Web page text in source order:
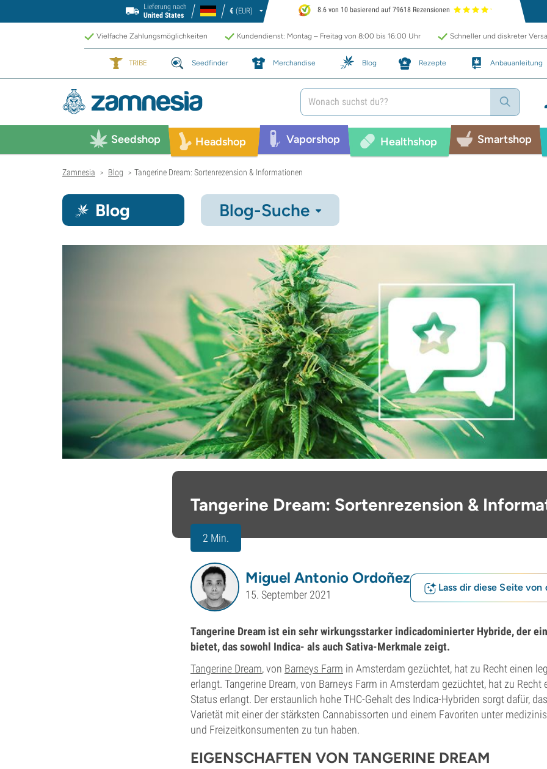
Lieferung nach
United States
€ (EUR) 8.6 von 10 basierend auf 79618 Rezensionen
Vielfache Zahlungsmöglichkeiten Kundendienst: Montag – Freitag von 8:00 bis 16:00 Uhr Schneller und diskreter
TRIBE Seedfinder Merchandise Blog Rezepte Anbauanleitung
Seedshop Headshop Vaporshop Healthshop Smartshop
Zamnesia > Blog > Tangerine Dream: Sortenrezension & Informationen
Blog Blog-Suche
Tangerine Dream: Sortenrezension &
2 Min.
Miguel Antonio Ordoñez
15. September 2021
Lass dir diese Seite von
Tangerine Dream ist ein sehr wirkungsstarker indicadominierter Hybride, der
bietet, das sowohl Indica- als auch Sativa-Merkmale zeigt.
Tangerine Dream, von Barneys Farm in Amsterdam gezüchtet, hat zu Recht einen
erlangt. Tangerine Dream, von Barneys Farm in Amsterdam gezüchtet, hat zu Recht
Status erlangt. Der erstaunlich hohe THC-Gehalt des Indica-Hybriden sorgt dafür,
Varietät mit einer der stärksten Cannabissorten und einem Favoriten unter
und Freizeitkonsumenten zu tun haben.
EIGENSCHAFTEN VON TANGERINE DREAM